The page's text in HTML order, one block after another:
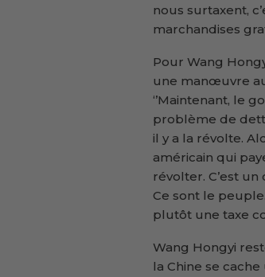
nous surtaxent,
marchandises
Pour Wang
une manœuvre
‘’Maintenant, le
problème de
il y a la révolte.
américain qui
révolter. C’est
Ce sont le
plutôt une taxe
Wang Hongyi
la Chine se